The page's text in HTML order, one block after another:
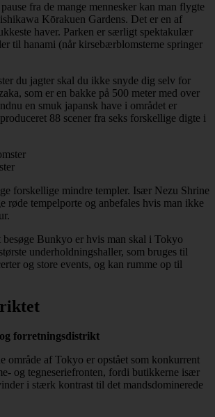
fra de mange mennesker kan man flygte
Kōrakuen Gardens. Det er en af
haver. Parken er særligt spektakulær
til hanami (når kirsebærblomsterne springer
du jagter skal du ikke snyde dig selv for
som er en bakke på 500 meter med over
en smuk japansk have i området er
88 scener fra seks forskellige digte i
forskellige mindre templer. Især Nezu Shrine
røde tempelporte og anbefales hvis man ikke
besøge Bunkyo er hvis man skal i Tokyo
underholdningshaller, som bruges til
og store events, og kan rumme op til
forretningsdistrikt
område af Tokyo er opstået som konkurrent
og tegneseriefronten, fordi butikkerne især
i stærk kontrast til det mandsdominerede